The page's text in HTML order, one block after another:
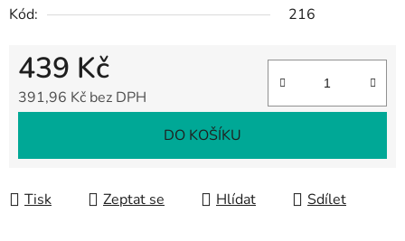
Kód:
216
439 Kč
391,96 Kč bez DPH
DO KOŠÍKU
Tisk Zeptat se Hlídat Sdílet